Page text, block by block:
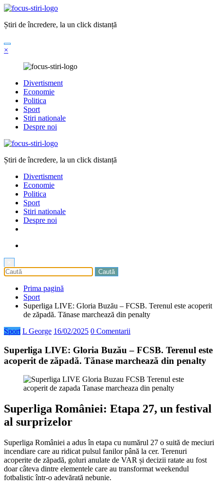
Sari
conținut
Știri de încredere, la un click distanță
×
Divertisment
Economie
Politica
Sport
Stiri nationale
Despre noi
Știri de încredere, la un click distanță
Divertisment
Economie
Politica
Sport
Stiri nationale
Despre noi
Prima pagină
Sport
Superliga LIVE: Gloria Buzău – FCSB. Terenul este acoperit
de zăpadă. Tănase marchează din penalty
Sport L George 16/02/2025 0 Comentarii
Superliga LIVE: Gloria Buzău – FCSB. Terenul este
acoperit de zăpadă. Tănase marchează din penalty
Superliga României: Etapa 27, un festival
al surprizelor
Superliga României a adus în etapa cu numărul 27 o suită de meciuri
incendiare care au ridicat pulsul fanilor până la cer. Terenuri
acoperite de zăpadă, goluri anulate de VAR și decizii ratate au fost
doar câteva dintre elementele care au transformat weekendul
fotbalistic într-o adevărată nebunie.